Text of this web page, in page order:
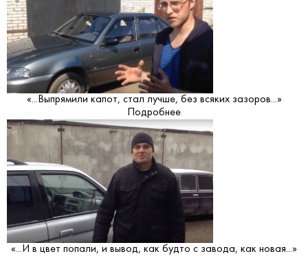
«...Выпрямили капот, стал лучше, без всяких зазоров...»
Подробнее
«...И в цвет попали, и вывод, как будто с завода, как новая...»